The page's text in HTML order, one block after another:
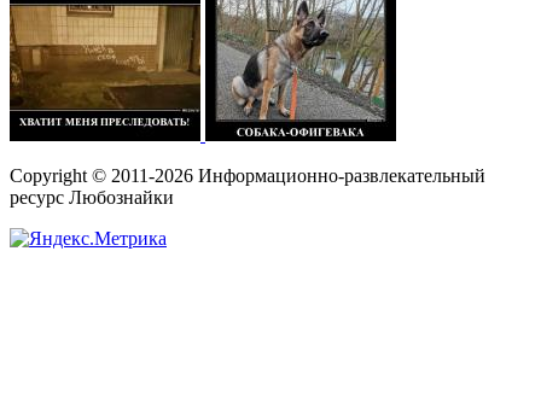
Copyright © 2011-2026 Информационно-развлекательный
ресурс Любознайки